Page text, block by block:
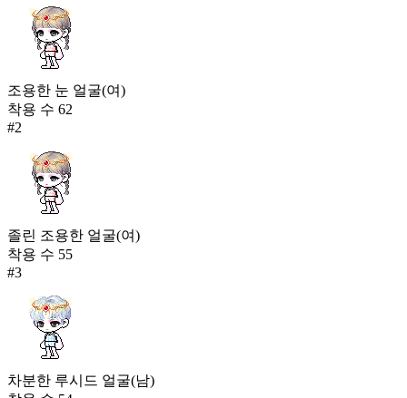
조용한 눈 얼굴(여)
착용 수 62
#2
졸린 조용한 얼굴(여)
착용 수 55
#3
차분한 루시드 얼굴(남)